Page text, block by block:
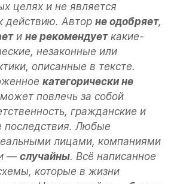
целях и не является
действию. Автор не одобряет
и не рекомендует какие-
незаконные или
описанные в тексте.
категорически не
повлечь за собой
гражданские и
последствия. Любые
лицами, компаниями
— случайны. Всё написанное
которые в жизни